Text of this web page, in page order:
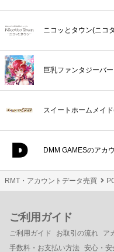
ニコッとタウン(ニコ
巨乳ファンタジーバ
スイートホームメイ
DMM GAMESのアカ
RMT・アカウントデータ売買
ご利用ガイド
ご利用ガイド お取引の流れ ア
手数料・お支払い方法 安心・安